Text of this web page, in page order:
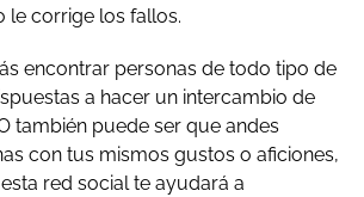
le corrige los fallos.
encontrar personas de todo tipo de
a hacer un intercambio de
también puede ser que andes
con tus mismos gustos o aficiones,
red social te ayudará a